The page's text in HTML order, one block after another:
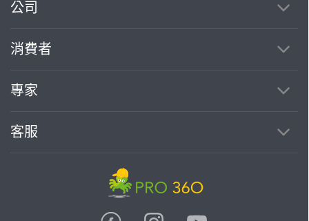
公司
消費者
專家
客服